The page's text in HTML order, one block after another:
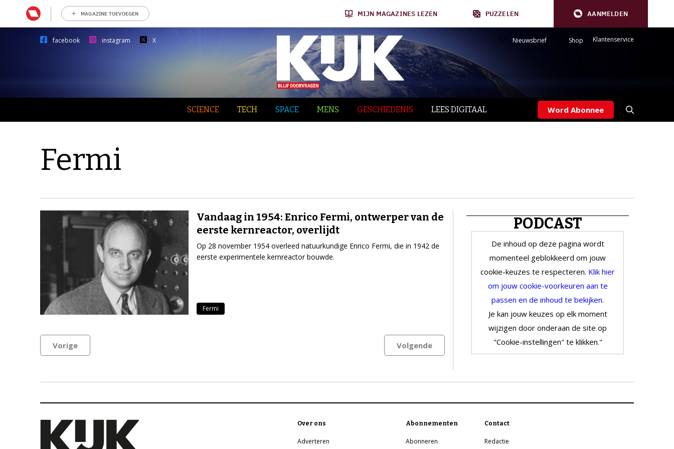
MAGAZINE TOEVOEGEN MIJN MAGAZINES LEZEN PUZZELEN AANMELDEN
facebook instagram X Nieuwsbrief Shop Klantenservice
SCIENCE TECH SPACE MENS GESCHIEDENIS LEES DIGITAAL Word Abonnee
Fermi
Vandaag in 1954: Enrico Fermi, ontwerper van de
eerste kernreactor, overlijdt
Op 28 november 1954 overleed natuurkundige Enrico Fermi, die in 1942 de
eerste experimentele kernreactor bouwde.
Fermi
Vorige Volgende
PODCAST
De inhoud op deze pagina wordt
momenteel geblokkeerd om jouw
cookie-keuzes te respecteren. Klik hier
om jouw cookie-voorkeuren aan te
passen en de inhoud te bekijken.
Je kan jouw keuzes op elk moment
wijzigen door onderaan de site op
"Cookie-instellingen" te klikken."
Over ons
Adverteren
Abonnementen
Abonneren
Contact
Redactie